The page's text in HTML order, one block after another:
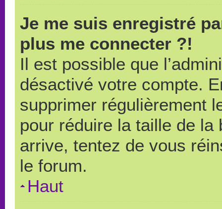
Je me suis enregistré
plus me connecter ?!
Il est possible que
désactivé votre compte.
supprimer régulièrement
pour réduire la taille de
arrive, tentez de vous
le forum.
Haut